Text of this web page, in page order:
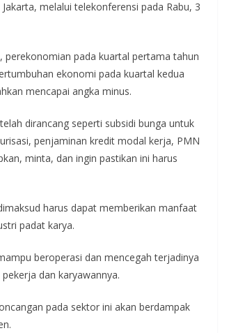
melalui telekonferensi pada Rabu, 3
perekonomian pada kuartal pertama tahun
ekonomi pada kuartal kedua
mencapai angka minus.
dirancang seperti subsidi bunga untuk
penjaminan kredit modal kerja, PMN
minta, dan ingin pastikan ini harus
harus dapat memberikan manfaat
padat karya.
beroperasi dan mencegah terjadinya
dan karyawannya.
pada sektor ini akan berdampak